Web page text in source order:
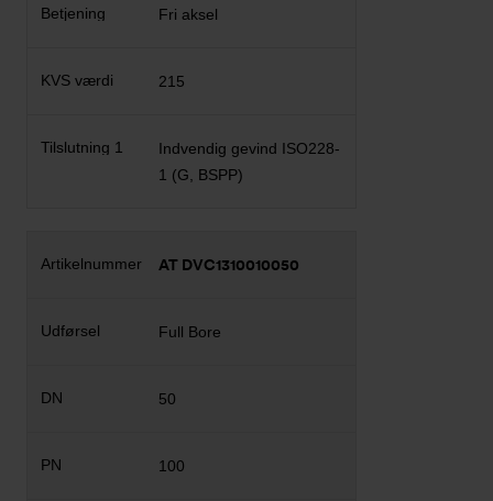
Fri aksel
215
Indvendig gevind ISO228-
1 (G, BSPP)
AT DVC1310010050
Full Bore
50
100